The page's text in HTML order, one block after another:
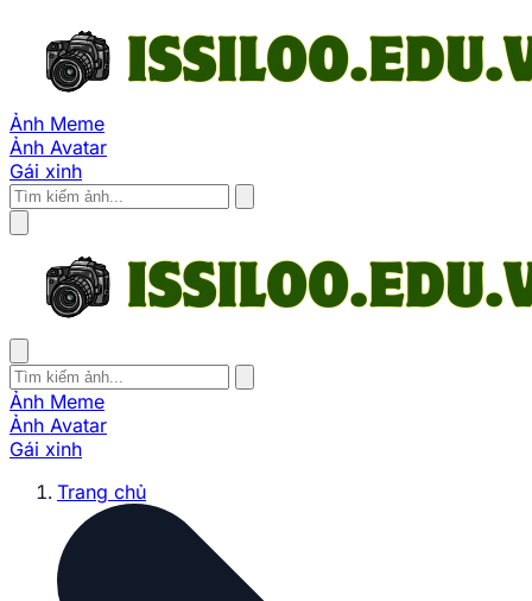
Ảnh Meme
Ảnh Avatar
Gái xinh
Ảnh Meme
Ảnh Avatar
Gái xinh
Trang chủ